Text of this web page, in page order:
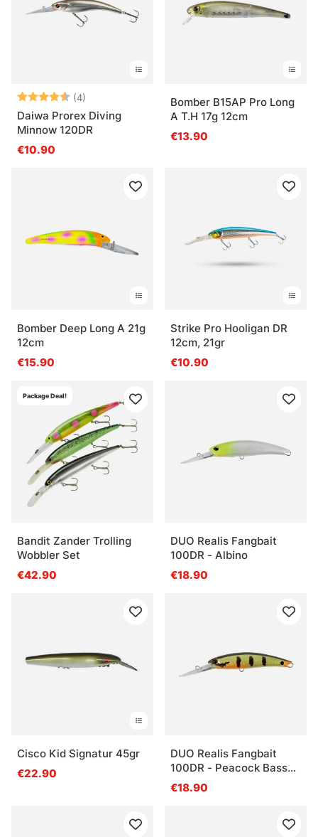
Arvio: (4)
4.5 5:sta tähdestä
Daiwa Prorex Diving
Minnow 120DR
€10.90
Bomber B15AP Pro Long
A T.H 17g 12cm
€13.90
Bomber Deep Long A 21g
12cm
€15.90
Strike Pro Hooligan DR
12cm, 21gr
€10.90
Package Deal!
Bandit Zander Trolling
Wobbler Set
€42.90
DUO Realis Fangbait
100DR - Albino
€18.90
Cisco Kid Signatur 45gr
€22.90
DUO Realis Fangbait
100DR - Peacock Bass
HD
€18.90